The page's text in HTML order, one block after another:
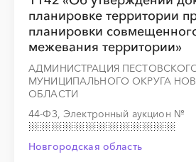
планировке территории
планировки
межевания территории»
АДМИНИСТРАЦИЯ
МУНИЦИПАЛЬНОГО ОКРУГА
ОБЛАСТИ
44-ФЗ, Электронный аукцион №
Новгородская область